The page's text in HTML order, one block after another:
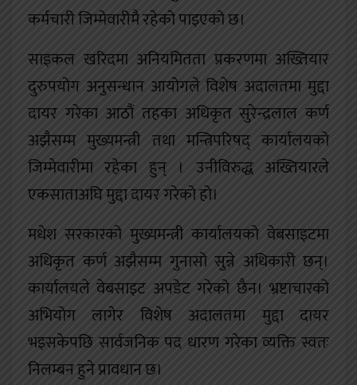
कर्मचारी जिम्मेवारीमै रहेको पाइएको छ।
साइकल खरिदमा अनियमितता प्रकरणमा अख्तियार
दुरुपयोग अनुसन्धान आयोगले विशेष अदालतमा मुद्दा
दायर गरेका आठौं तहका अधिकृत सुरेन्द्रलाल कर्ण
अझैसम्म मुख्यमन्त्री तथा मन्त्रिपरिषद् कार्यालयको
जिम्मेवारीमा रहेका हुन् । उनीविरुद्ध अख्तियारले
एकसाताअघि मुद्दा दायर गरेको हो।
मधेश सरकारको मुख्यमन्त्री कार्यालयको वेबसाइटमा
अधिकृत कर्ण अझैसम्म गुनासो सुन्ने अधिकारी छन्।
कार्यालयले वेबसाइट अपडेट गरेको छैन। भ्रष्टाचारको
अभियोग लागेर विशेष अदालतमा मुद्दा दायर
भइसकेपछि सार्वजनिक पद धारण गरेका व्यक्ति स्वतः
निलम्बन हुने प्रावधान छ।